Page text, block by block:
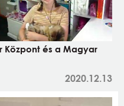
Központ és a Magyar
2020.12.13